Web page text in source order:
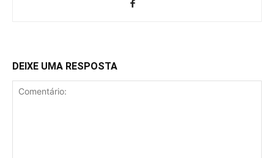
DEIXE UMA RESPOSTA